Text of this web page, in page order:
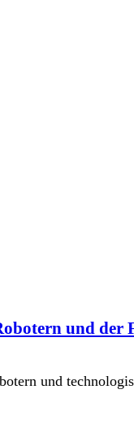
und der
und